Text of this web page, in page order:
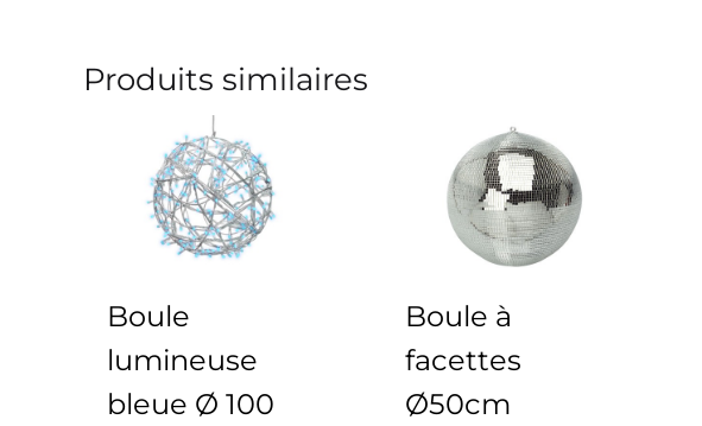
Produits similaires
Boule
lumineuse
bleue Ø 100
Boule à
facettes
Ø50cm